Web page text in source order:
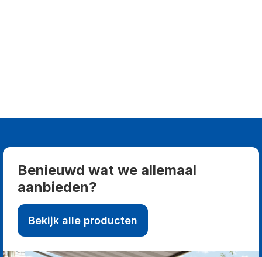
Benieuwd wat we allemaal
aanbieden?
Bekijk alle producten